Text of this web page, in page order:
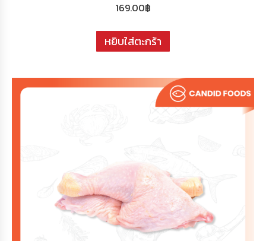
169.00฿
หยิบใส่ตะกร้า